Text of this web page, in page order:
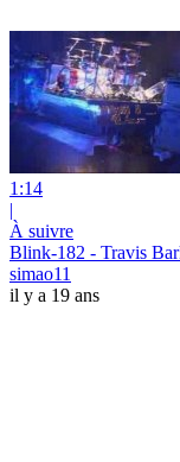
1:14
|
À suivre
Blink-182 - Travis
simao11
il y a 19 ans